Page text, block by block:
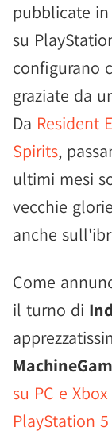
pubblicate
su
configurano
graziate da
Da Resident
Spirits,
ultimi mesi
vecchie
anche
Come
il turno di
su PC e
PlayStation 5